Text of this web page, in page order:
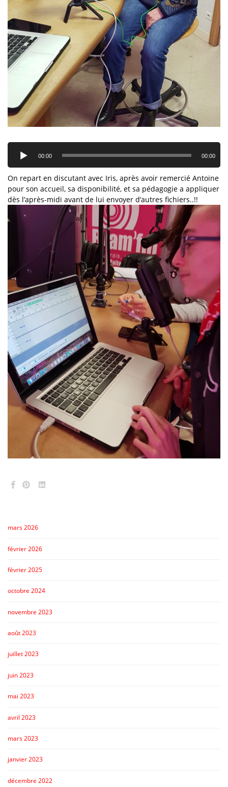
Lecteur
audio
00:00 00:00
On repart en discutant avec Iris, après avoir remercié Antoine
pour son accueil, sa disponibilité, et sa pédagogie a appliquer
dès l’après-midi avant de lui envoyer d’autres fichiers..!!
mars 2026
février 2026
février 2025
octobre 2024
novembre 2023
août 2023
juillet 2023
juin 2023
mai 2023
avril 2023
mars 2023
janvier 2023
décembre 2022